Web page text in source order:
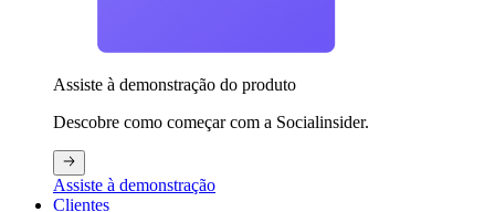
Assiste à demonstração do produto
Descobre como começar com a Socialinsider.
Assiste à demonstração
Clientes